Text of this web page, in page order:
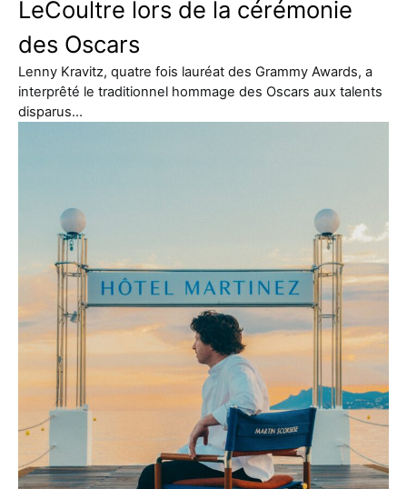
LeCoultre lors de la cérémonie
des Oscars
Lenny Kravitz, quatre fois lauréat des Grammy Awards, a
interprêté le traditionnel hommage des Oscars aux talents
disparus…